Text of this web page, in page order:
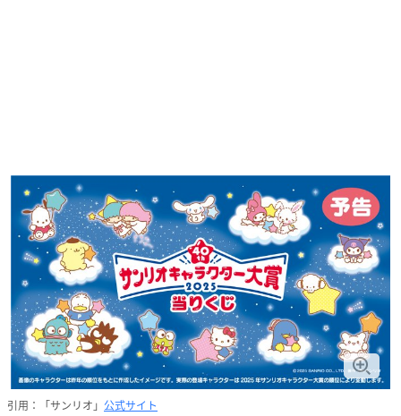
引用：「サンリオ」 公式サイト